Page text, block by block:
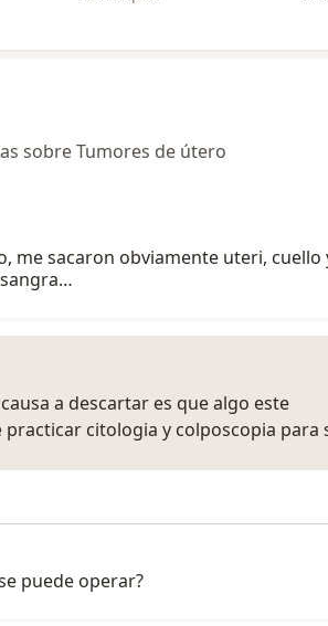
sobre Tumores de útero
sacaron obviamente uteri, cuello
a descartar es que algo este
citologia y colposcopia para
puede operar?